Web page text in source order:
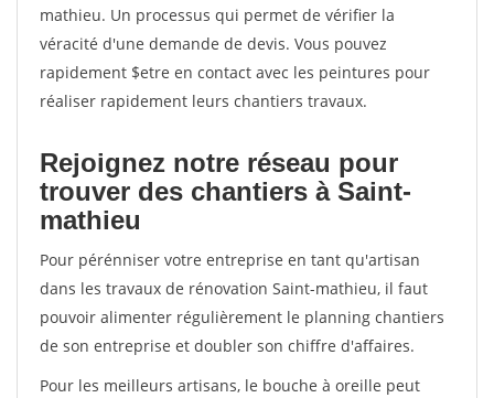
mathieu. Un processus qui permet de vérifier la
véracité d'une demande de devis. Vous pouvez
rapidement $etre en contact avec les peintures pour
réaliser rapidement leurs chantiers travaux.
Rejoignez notre réseau pour
trouver des chantiers à Saint-
mathieu
Pour pérénniser votre entreprise en tant qu'artisan
dans les travaux de rénovation Saint-mathieu, il faut
pouvoir alimenter régulièrement le planning chantiers
de son entreprise et doubler son chiffre d'affaires.
Pour les meilleurs artisans, le bouche à oreille peut